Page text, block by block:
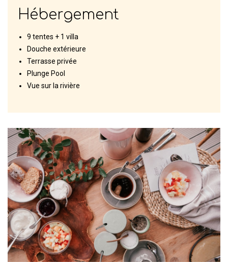
Hébergement
9 tentes + 1 villa
Douche extérieure
Terrasse privée
Plunge Pool
Vue sur la rivière